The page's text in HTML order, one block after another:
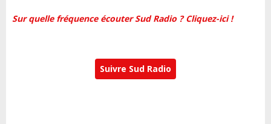
Sur quelle fréquence écouter Sud Radio ? Cliquez-ici !
Suivre Sud Radio